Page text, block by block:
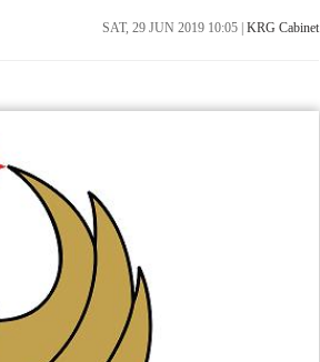
SAT, 29 JUN 2019 10:05 KRG Cabinet